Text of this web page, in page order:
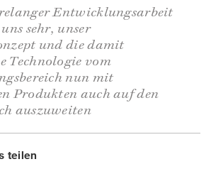
Entwicklungsarbeit
sehr, unser
und die damit
Technologie vom
nun mit
Produkten auch auf den
auszuweiten
teilen